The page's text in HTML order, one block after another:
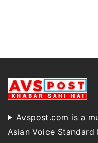
Avspost.com is a
Asian Voice